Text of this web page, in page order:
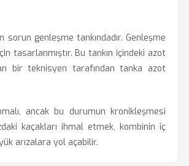
genleşme tankındadır. Genleşme
tasarlanmıştır. Bu tankın içindeki azot
bir teknisyen tarafından tanka azot
ancak bu durumun kronikleşmesi
kaçakları ihmal etmek, kombinin iç
arızalara yol açabilir.